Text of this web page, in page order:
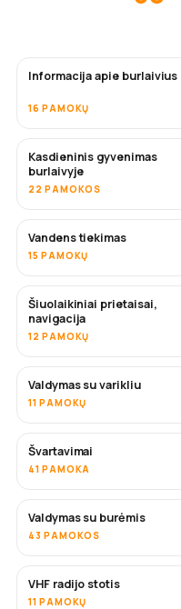
Informacija apie burlaivius
16 PAMOKŲ
Kasdieninis gyvenimas
burlaivyje
22 PAMOKOS
Vandens tiekimas
15 PAMOKŲ
Šiuolaikiniai prietaisai,
navigacija
12 PAMOKŲ
Valdymas su varikliu
11 PAMOKŲ
Švartavimai
41 PAMOKA
Valdymas su burėmis
43 PAMOKOS
VHF radijo stotis
11 PAMOKŲ